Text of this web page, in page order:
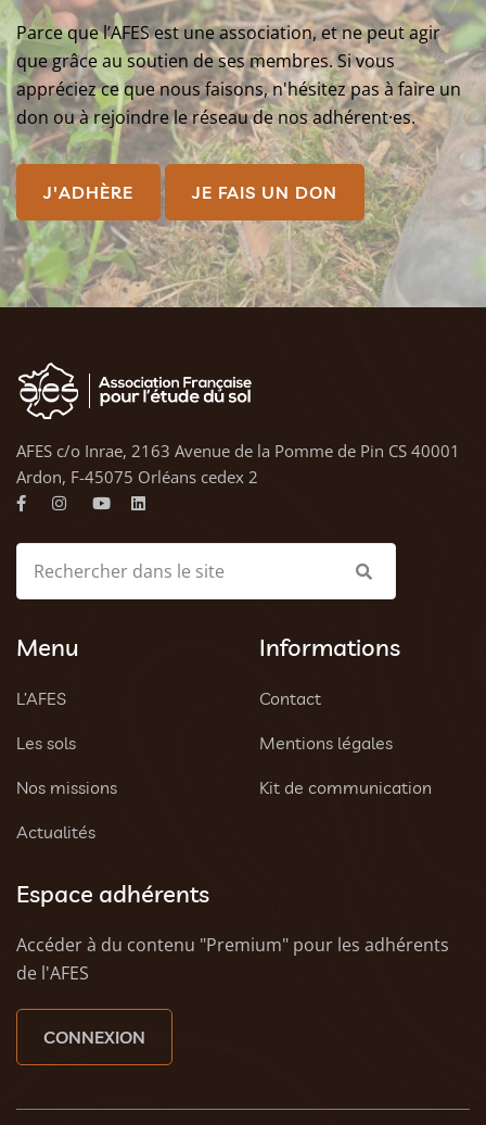
Parce que l’AFES est une association, et ne peut agir
que grâce au soutien de ses membres. Si vous
appréciez ce que nous faisons, n'hésitez pas à faire un
don ou à rejoindre le réseau de nos adhérent·es.
J'ADHÈRE JE FAIS UN DON
AFES c/o Inrae, 2163 Avenue de la Pomme de Pin CS 40001
Ardon, F-45075 Orléans cedex 2
Menu
L’AFES
Les sols
Nos missions
Actualités
Informations
Contact
Mentions légales
Kit de communication
Espace adhérents
Accéder à du contenu "Premium" pour les adhérents
de l'AFES
CONNEXION